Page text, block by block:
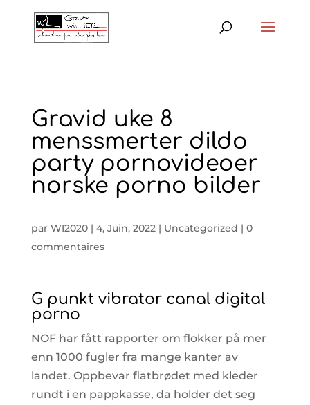
Gravid uke 8
menssmerter dildo
party pornovideoer
norske porno bilder
par WI2020| 4, Juin, 2022| Uncategorized | 0
commentaires
G punkt vibrator canal digital
porno
NOF har fått rapporter om flokker på mer
enn 1000 fugler fra mange kanter av
landet. Oppbevar flatbrødet med kleder
rundt i en pappkasse, da holder det seg